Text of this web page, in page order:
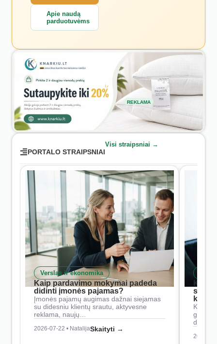
Apie naudą
parduotuvėms
REKLAMA
PORTALO STRAIPSNIAI
Visi straipsniai →
Verslas ir ekonomika
Kaip pardavimo mokymai padeda
didinti įmonės pajamas?
Įmonės pajamų augimas dažnai siejamas
su didesniu klientų srautu, aktyvesne
reklama, naujų…
2026-07-22 • NatalijaSkaityti →
Kaip
2026-